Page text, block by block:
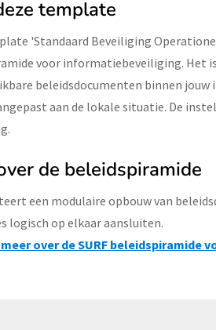
template
'Standaard Beveiliging
voor informatiebeveiliging. Het
beleidsdocumenten binnen
aan de lokale situatie. De
de beleidspiramide
een modulaire opbouw van
logisch op elkaar aansluiten.
meer over de SURF